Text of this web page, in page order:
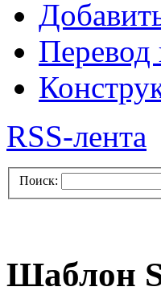
RSS-лента
Поиск:
Шаблон